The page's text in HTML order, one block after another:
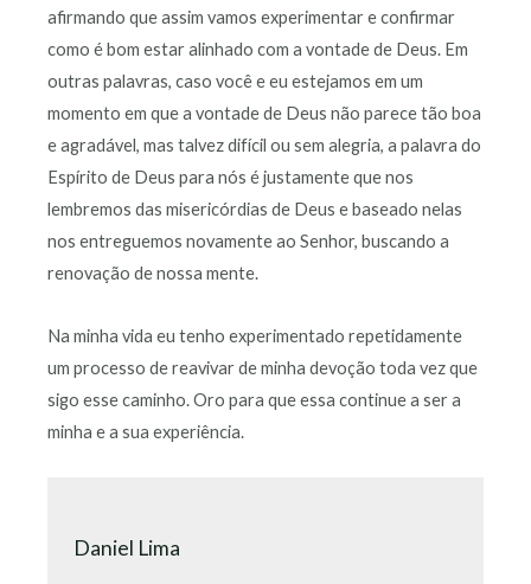
afirmando que assim vamos experimentar e confirmar
como é bom estar alinhado com a vontade de Deus. Em
outras palavras, caso você e eu estejamos em um
momento em que a vontade de Deus não parece tão boa
e agradável, mas talvez difícil ou sem alegria, a palavra do
Espírito de Deus para nós é justamente que nos
lembremos das misericórdias de Deus e baseado nelas
nos entreguemos novamente ao Senhor, buscando a
renovação de nossa mente.
Na minha vida eu tenho experimentado repetidamente
um processo de reavivar de minha devoção toda vez que
sigo esse caminho. Oro para que essa continue a ser a
minha e a sua experiência.
Daniel Lima